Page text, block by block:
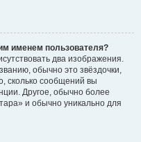
именем пользователя?
два изображения.
обычно это звёздочки,
сколько сообщений вы
Другое, обычно более
и обычно уникально для